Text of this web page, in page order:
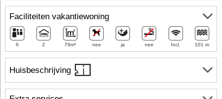
Huisbeschrijving
Faciliteiten vakantiewoning
6 2 79m² nee ja nee Incl. 101 m